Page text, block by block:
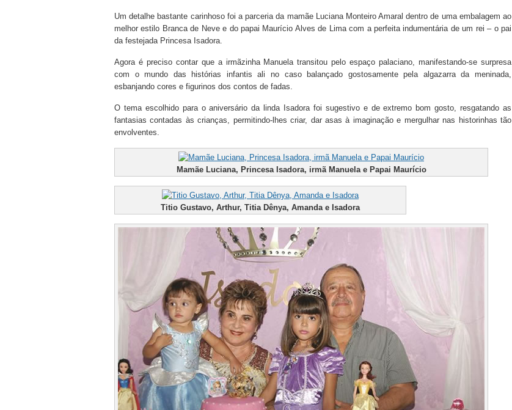
Um detalhe bastante carinhoso foi a parceria da mamãe Luciana Monteiro Amaral dentro de uma embalagem ao
melhor estilo Branca de Neve e do papai Maurício Alves de Lima com a perfeita indumentária de um rei – o pai
da festejada Princesa Isadora.
Agora é preciso contar que a irmãzinha Manuela transitou pelo espaço palaciano, manifestando-se surpresa
com o mundo das histórias infantis ali no caso balançado gostosamente pela algazarra da meninada,
esbanjando cores e figurinos dos contos de fadas.
O tema escolhido para o aniversário da linda Isadora foi sugestivo e de extremo bom gosto, resgatando as
fantasias contadas às crianças, permitindo-lhes criar, dar asas à imaginação e mergulhar nas historinhas tão
envolventes.
Mamãe Luciana, Princesa Isadora, irmã Manuela e Papai Maurício
Titio Gustavo, Arthur, Titia Dênya, Amanda e Isadora